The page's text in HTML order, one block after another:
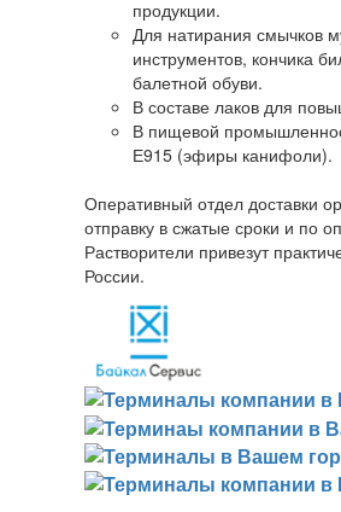
продукции.
Для натирания смычков
инструментов, кончика
балетной обуви.
В составе лаков для
В пищевой
Е915 (эфиры канифоли).
Оперативный отдел доставки
отправку в сжатые сроки и по
Растворители привезут
России.